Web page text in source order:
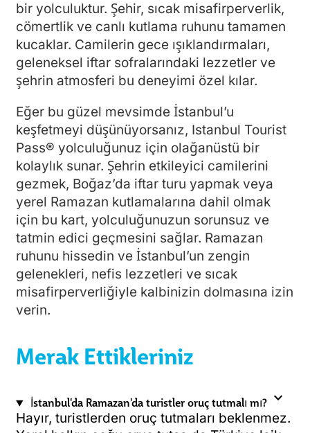
bir yolculuktur. Şehir, sıcak misafirperverlik,
cömertlik ve canlı kutlama ruhunu tamamen
kucaklar. Camilerin gece ışıklandırmaları,
geleneksel iftar sofralarındaki lezzetler ve
şehrin atmosferi bu deneyimi özel kılar.
Eğer bu güzel mevsimde İstanbul’u
keşfetmeyi düşünüyorsanız, Istanbul Tourist
Pass® yolculuğunuz için olağanüstü bir
kolaylık sunar. Şehrin etkileyici camilerini
gezmek, Boğaz’da iftar turu yapmak veya
yerel Ramazan kutlamalarına dahil olmak
için bu kart, yolculuğunuzun sorunsuz ve
tatmin edici geçmesini sağlar. Ramazan
ruhunu hissedin ve İstanbul’un zengin
gelenekleri, nefis lezzetleri ve sıcak
misafirperverliğiyle kalbinizin dolmasına izin
verin.
Merak Ettikleriniz
İstanbul'da Ramazan'da turistler oruç tutmalı mı? expand_more
Hayır, turistlerden oruç tutmaları beklenmez.